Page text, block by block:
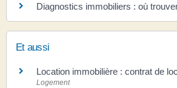
Diagnostics immobiliers : où
Et aussi
Location immobilière : contrat de
Logement